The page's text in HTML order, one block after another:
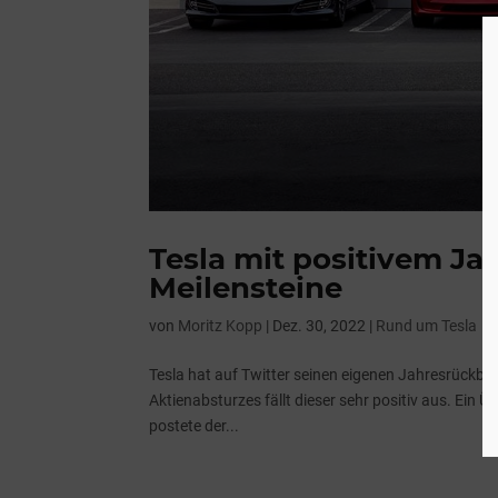
Tesla mit positivem
Meilensteine
von Moritz Kopp | Dez. 30, 2022 | Rund um Tesla
Tesla hat auf Twitter seinen eigenen
Aktienabsturzes fällt dieser sehr positiv aus. Ein
postete der...